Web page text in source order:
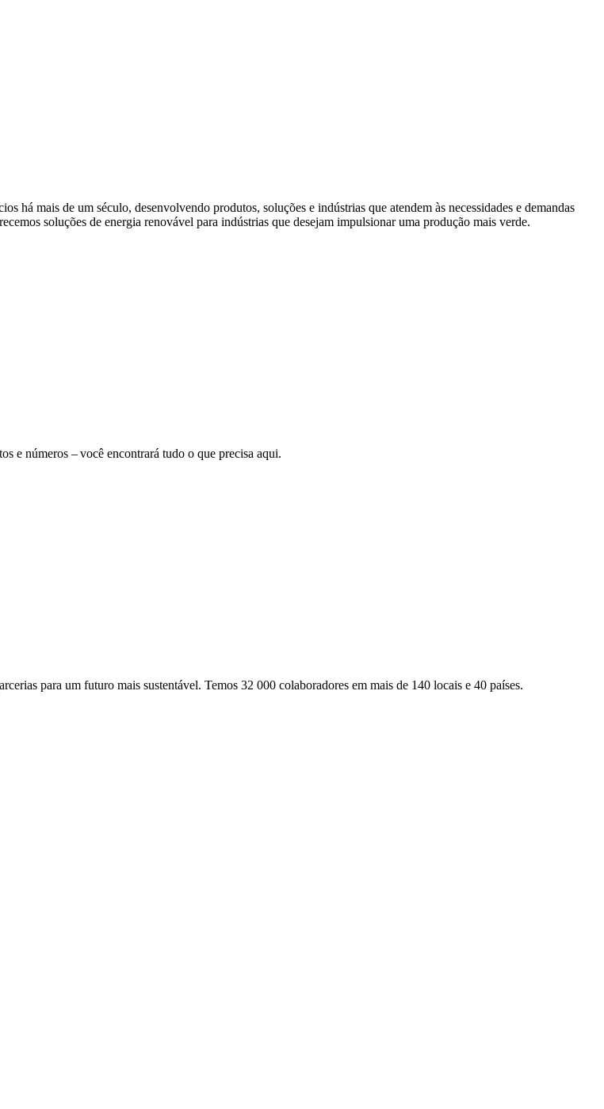
há mais de um século, desenvolvendo produtos, soluções e indústrias que atendem às necessidades e demandas
soluções de energia renovável para indústrias que desejam impulsionar uma produção mais verde.
e números – você encontrará tudo o que precisa aqui.
para um futuro mais sustentável. Temos 32 000 colaboradores em mais de 140 locais e 40 países.